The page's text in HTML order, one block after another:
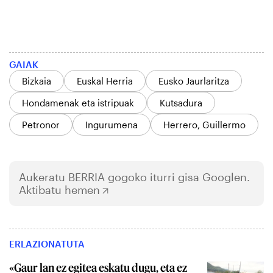
GAIAK
Bizkaia
Euskal Herria
Eusko Jaurlaritza
Hondamenak eta istripuak
Kutsadura
Petronor
Ingurumena Herrero, Guillermo
Aukeratu BERRIA gogoko iturri gisa Googlen.
Aktibatu hemen
ERLAZIONATUTA
«Gaur lan ez egitea eskatu dugu, eta ez